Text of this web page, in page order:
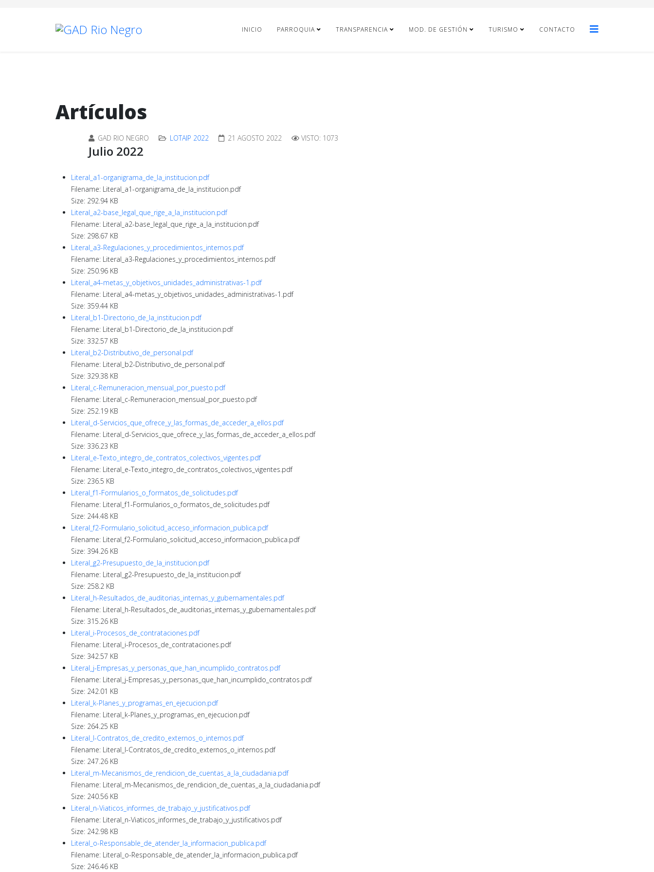
INICIO PARROQUIA TRANSPARENCIA MOD. DE GESTIÓN TURISMO CONTACTO
Artículos
GAD RIO NEGRO LOTAIP 2022 21 AGOSTO 2022 VISTO: 1073
Julio 2022
Literal_a1-organigrama_de_la_institucion.pdf
Filename: Literal_a1-organigrama_de_la_institucion.pdf
Size: 292.94 KB
Literal_a2-base_legal_que_rige_a_la_institucion.pdf
Filename: Literal_a2-base_legal_que_rige_a_la_institucion.pdf
Size: 298.67 KB
Literal_a3-Regulaciones_y_procedimientos_internos.pdf
Filename: Literal_a3-Regulaciones_y_procedimientos_internos.pdf
Size: 250.96 KB
Literal_a4-metas_y_objetivos_unidades_administrativas-1.pdf
Filename: Literal_a4-metas_y_objetivos_unidades_administrativas-1.pdf
Size: 359.44 KB
Literal_b1-Directorio_de_la_institucion.pdf
Filename: Literal_b1-Directorio_de_la_institucion.pdf
Size: 332.57 KB
Literal_b2-Distributivo_de_personal.pdf
Filename: Literal_b2-Distributivo_de_personal.pdf
Size: 329.38 KB
Literal_c-Remuneracion_mensual_por_puesto.pdf
Filename: Literal_c-Remuneracion_mensual_por_puesto.pdf
Size: 252.19 KB
Literal_d-Servicios_que_ofrece_y_las_formas_de_acceder_a_ellos.pdf
Filename: Literal_d-Servicios_que_ofrece_y_las_formas_de_acceder_a_ellos.pdf
Size: 336.23 KB
Literal_e-Texto_integro_de_contratos_colectivos_vigentes.pdf
Filename: Literal_e-Texto_integro_de_contratos_colectivos_vigentes.pdf
Size: 236.5 KB
Literal_f1-Formularios_o_formatos_de_solicitudes.pdf
Filename: Literal_f1-Formularios_o_formatos_de_solicitudes.pdf
Size: 244.48 KB
Literal_f2-Formulario_solicitud_acceso_informacion_publica.pdf
Filename: Literal_f2-Formulario_solicitud_acceso_informacion_publica.pdf
Size: 394.26 KB
Literal_g2-Presupuesto_de_la_institucion.pdf
Filename: Literal_g2-Presupuesto_de_la_institucion.pdf
Size: 258.2 KB
Literal_h-Resultados_de_auditorias_internas_y_gubernamentales.pdf
Filename: Literal_h-Resultados_de_auditorias_internas_y_gubernamentales.pdf
Size: 315.26 KB
Literal_i-Procesos_de_contrataciones.pdf
Filename: Literal_i-Procesos_de_contrataciones.pdf
Size: 342.57 KB
Literal_j-Empresas_y_personas_que_han_incumplido_contratos.pdf
Filename: Literal_j-Empresas_y_personas_que_han_incumplido_contratos.pdf
Size: 242.01 KB
Literal_k-Planes_y_programas_en_ejecucion.pdf
Filename: Literal_k-Planes_y_programas_en_ejecucion.pdf
Size: 264.25 KB
Literal_l-Contratos_de_credito_externos_o_internos.pdf
Filename: Literal_l-Contratos_de_credito_externos_o_internos.pdf
Size: 247.26 KB
Literal_m-Mecanismos_de_rendicion_de_cuentas_a_la_ciudadania.pdf
Filename: Literal_m-Mecanismos_de_rendicion_de_cuentas_a_la_ciudadania.pdf
Size: 240.56 KB
Literal_n-Viaticos_informes_de_trabajo_y_justificativos.pdf
Filename: Literal_n-Viaticos_informes_de_trabajo_y_justificativos.pdf
Size: 242.98 KB
Literal_o-Responsable_de_atender_la_informacion_publica.pdf
Filename: Literal_o-Responsable_de_atender_la_informacion_publica.pdf
Size: 246.46 KB